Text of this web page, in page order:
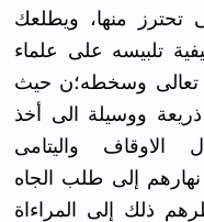
تحترز منها، ويطلعك
تلبيسه على علماء
تعالى وسخطه؛ن حيث
ذريعة ووسيلة الى أخذ
الاوقاف واليتامى
إلى طلب الجاه
ذلك إلى المراءاة